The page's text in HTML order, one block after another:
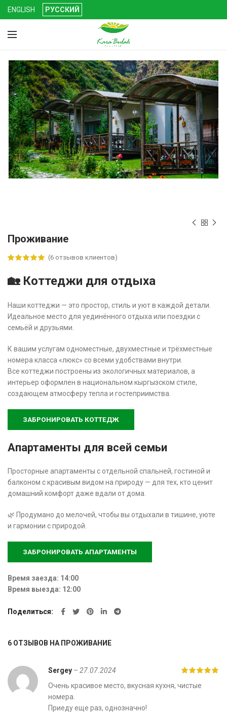
ENGLISH РУССКИЙ
Проживание
(6 отзывов клиентов)
🏡Коттеджи для отдыха
Наши коттеджи — это простор, стиль и уют в каждой детали.
Идеальное место для уединённого отдыха или поездки с
семьёй и друзьями.
К вашим услугам одноместные, двухместные и трёхместные
номера класса «люкс» со всеми удобствами внутри.
Все коттеджи построены из экологичных материалов, а
интерьер оформлен в национальном кыргызском стиле,
создающем атмосферу тепла и гостеприимства.
ЗАБРОНИРОВАТЬ КОТТЕДЖ
Апартаменты для всей семьи
Просторные апартаменты с отдельной спальней, гостиной и
балконом с красивым видом на природу — для тех, кто ценит
домашний комфорт даже вдали от дома.
🌿 Продумано до мелочей, чтобы вы отдыхали в тишине, уюте
и гармонии с природой.
ЗАБРОНИРОВАТЬ АПАРТАМЕНТЫ
Время заезда: 14:00
Время выезда: 12:00
Поделиться
6 ОТЗЫВОВ НА ПРОЖИВАНИЕ
Sergey – 27.07.2024
Очень красивое место, вкусная кухня, чистые
номера.
Приеду еще раз, однозначно!